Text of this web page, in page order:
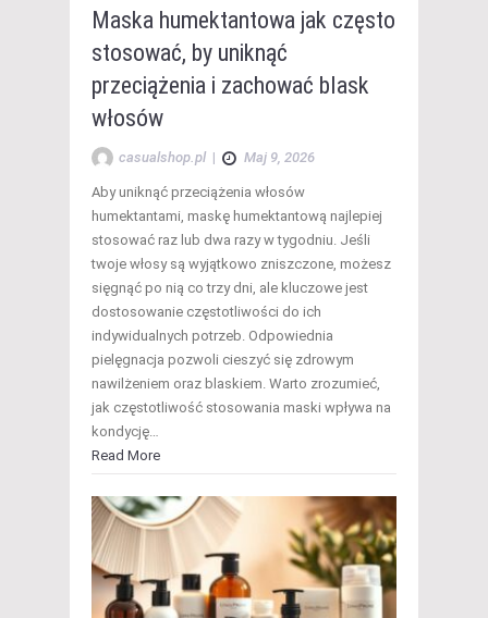
Maska humektantowa jak często
stosować, by uniknąć
przeciążenia i zachować blask
włosów
casualshop.pl | Maj 9, 2026
Aby uniknąć przeciążenia włosów
humektantami, maskę humektantową najlepiej
stosować raz lub dwa razy w tygodniu. Jeśli
twoje włosy są wyjątkowo zniszczone, możesz
sięgnąć po nią co trzy dni, ale kluczowe jest
dostosowanie częstotliwości do ich
indywidualnych potrzeb. Odpowiednia
pielęgnacja pozwoli cieszyć się zdrowym
nawilżeniem oraz blaskiem. Warto zrozumieć,
jak częstotliwość stosowania maski wpływa na
kondycję…
Read More